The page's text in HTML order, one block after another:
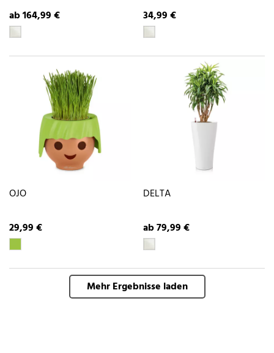
ab 164,99 € 34,99 €
OJO
29,99 €
DELTA
ab 79,99 €
Mehr Ergebnisse laden